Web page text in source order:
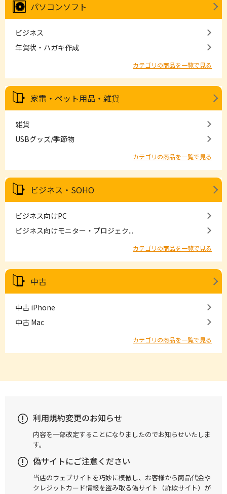
パソコンソフト
ビジネス
年賀状・ハガキ作成
カテゴリの商品を一覧で見る
家電・ペット用品・雑貨
雑貨
USBグッズ/季節物
カテゴリの商品を一覧で見る
ビジネス・SOHO
ビジネス向けPC
ビジネス向けモニター・プロジェク...
カテゴリの商品を一覧で見る
中古
中古 iPhone
中古 Mac
カテゴリの商品を一覧で見る
利用規約変更のお知らせ
内容を一部改定することになりましたのでお知らせいたしま
す。
偽サイトにご注意ください
当店のウェブサイトを巧妙に模倣し、お客様から商品代金や
クレジットカード情報を盗み取る偽サイト（詐欺サイト）が